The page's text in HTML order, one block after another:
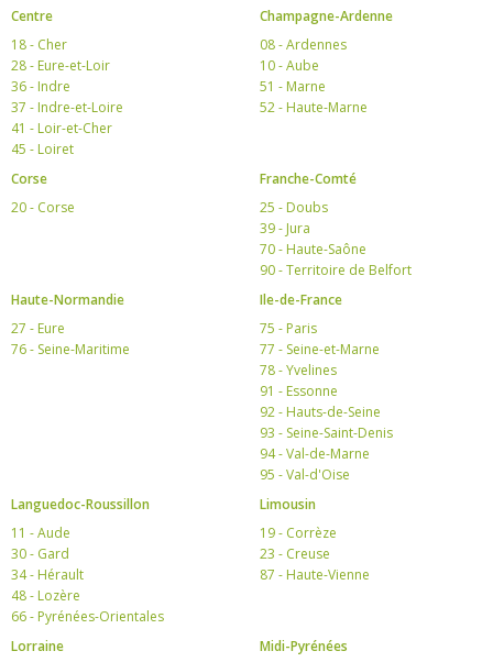
Centre
18 - Cher
28 - Eure-et-Loir
36 - Indre
37 - Indre-et-Loire
41 - Loir-et-Cher
45 - Loiret
Champagne-Ardenne
08 - Ardennes
10 - Aube
51 - Marne
52 - Haute-Marne
Corse
20 - Corse
Franche-Comté
25 - Doubs
39 - Jura
70 - Haute-Saône
90 - Territoire de Belfort
Haute-Normandie
27 - Eure
76 - Seine-Maritime
Ile-de-France
75 - Paris
77 - Seine-et-Marne
78 - Yvelines
91 - Essonne
92 - Hauts-de-Seine
93 - Seine-Saint-Denis
94 - Val-de-Marne
95 - Val-d'Oise
Languedoc-Roussillon
11 - Aude
30 - Gard
34 - Hérault
48 - Lozère
66 - Pyrénées-Orientales
Limousin
19 - Corrèze
23 - Creuse
87 - Haute-Vienne
Lorraine
Midi-Pyrénées